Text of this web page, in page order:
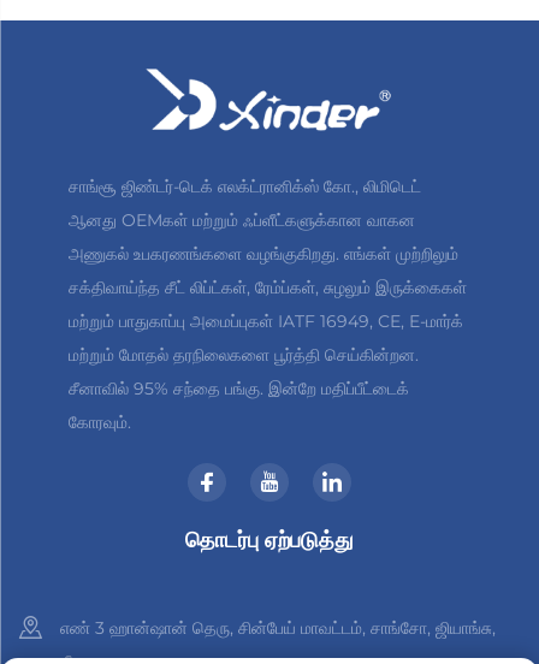
சாங்சூ ஜிண்டர்-டெக் எலக்ட்ரானிக்ஸ் கோ., லிமிடெட்
ஆனது OEMகள் மற்றும் ஃப்ளீட்களுக்கான வாகன
அணுகல் உபகரணங்களை வழங்குகிறது. எங்கள் முற்றிலும்
சக்திவாய்ந்த சீட் லிப்ட்கள், ரேம்ப்கள், சுழலும் இருக்கைகள்
மற்றும் பாதுகாப்பு அமைப்புகள் IATF 16949, CE, E-மார்க்
மற்றும் மோதல் தரநிலைகளை பூர்த்தி செய்கின்றன.
சீனாவில் 95% சந்தை பங்கு. இன்றே மதிப்பீட்டைக்
கோரவும்.
தொடர்பு ஏற்படுத்து
எண் 3 ஹான்ஷான் தெரு, சின்பேய் மாவட்டம், சாங்சோ, ஜியாங்சு,